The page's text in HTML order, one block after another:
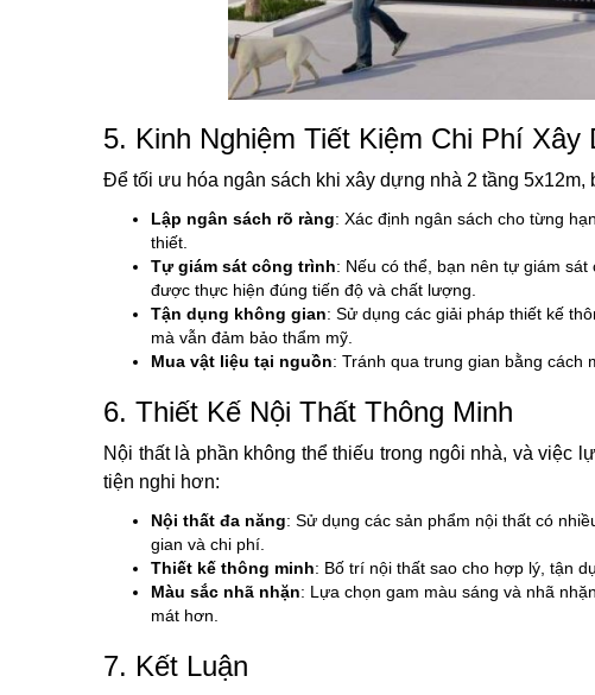
5. Kinh Nghiệm Tiết Kiệm Chi Phí Xây
Để tối ưu hóa ngân sách khi xây dựng nhà 2 tầng 5x12m,
Lập ngân sách rõ ràng: Xác định ngân sách cho từng
thiết.
Tự giám sát công trình: Nếu có thể, bạn nên tự giám
được thực hiện đúng tiến độ và chất lượng.
Tận dụng không gian: Sử dụng các giải pháp thiết kế
mà vẫn đảm bảo thẩm mỹ.
Mua vật liệu tại nguồn: Tránh qua trung gian bằng cách
6. Thiết Kế Nội Thất Thông Minh
Nội thất là phần không thể thiếu trong ngôi nhà, và việc
tiện nghi hơn:
Nội thất đa năng: Sử dụng các sản phẩm nội thất có
gian và chi phí.
Thiết kế thông minh: Bố trí nội thất sao cho hợp lý, tận
Màu sắc nhã nhặn: Lựa chọn gam màu sáng và nhã
mát hơn.
7. Kết Luận